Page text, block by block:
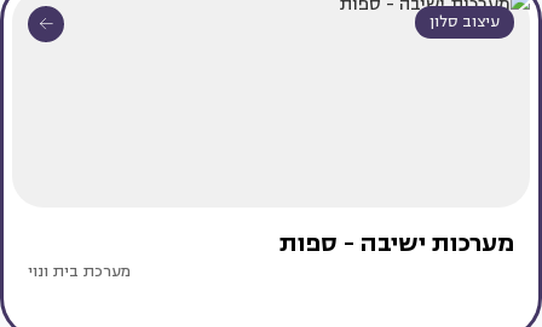
עיצוב סלון
מערכות ישיבה - ספות
מערכת בית ונוי